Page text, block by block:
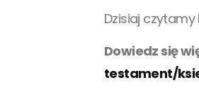
Dzisiaj czytamy
Dowiedz się
testament/